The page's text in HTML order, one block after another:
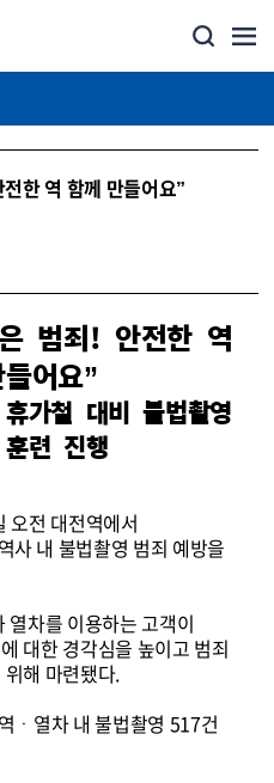
한 역 함께 만들어요”
범죄! 안전한 역
어요”
가철 대비 불법촬영
련 진행
오전 대전역에서
사 내 불법촬영 범죄 예방을
열차를 이용하는 고객이
대한 경각심을 높이고 범죄
해 마련됐다.
ㆍ열차 내 불법촬영 517건